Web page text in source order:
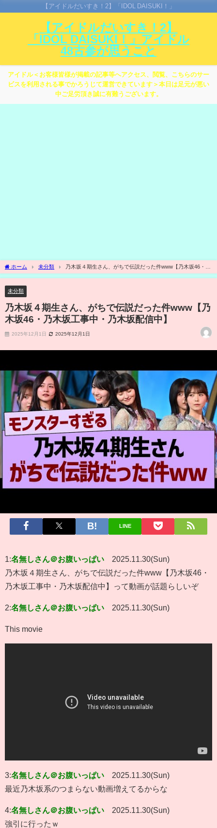
【アイドルだいすき！2】「IDOL DAISUKI！」
【アイドルだいすき！2】
「IDOL DAISUKI！」アイドル
48古参が思うこと
アイドル＜お客様皆様が掲載の記事等へアクセス、閲覧、こちらのサー
ビスを利用される事でかろうじて運営できています＞本日は足元が悪い
中ご足労頂き誠に有難うございます。
ホーム 未分類
乃木坂４期生さん、がちで伝説だった件www【乃木坂46・乃
木坂工事中・乃木坂配信中】
未分類
乃木坂４期生さん、がちで伝説だった件www【乃
木坂46・乃木坂工事中・乃木坂配信中】
2025年12月1日 2025年12月1日
LINE
1:名無しさん＠お腹いっぱい
2025.11.30(Sun)
乃木坂４期生さん、がちで伝説だった件www【乃木坂46・
乃木坂工事中・乃木坂配信中】って動画が話題らしいぞ
2:名無しさん＠お腹いっぱい 2025.11.30(Sun)
This movie
3:名無しさん＠お腹いっぱい
2025.11.30(Sun)
最近乃木坂系のつまらない動画増えてるからな
4:名無しさん＠お腹いっぱい
2025.11.30(Sun)
強引に行ったｗ